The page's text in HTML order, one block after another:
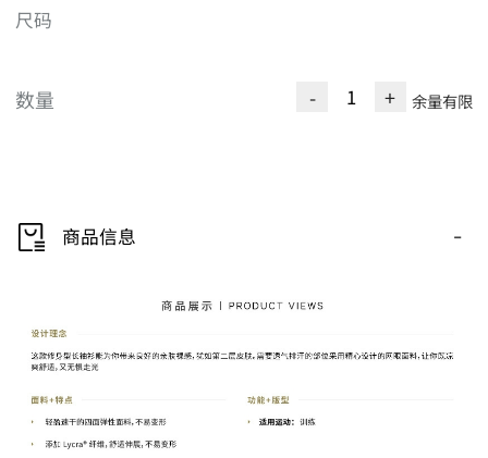
尺码
数量 - + 余量有限
商品信息 -